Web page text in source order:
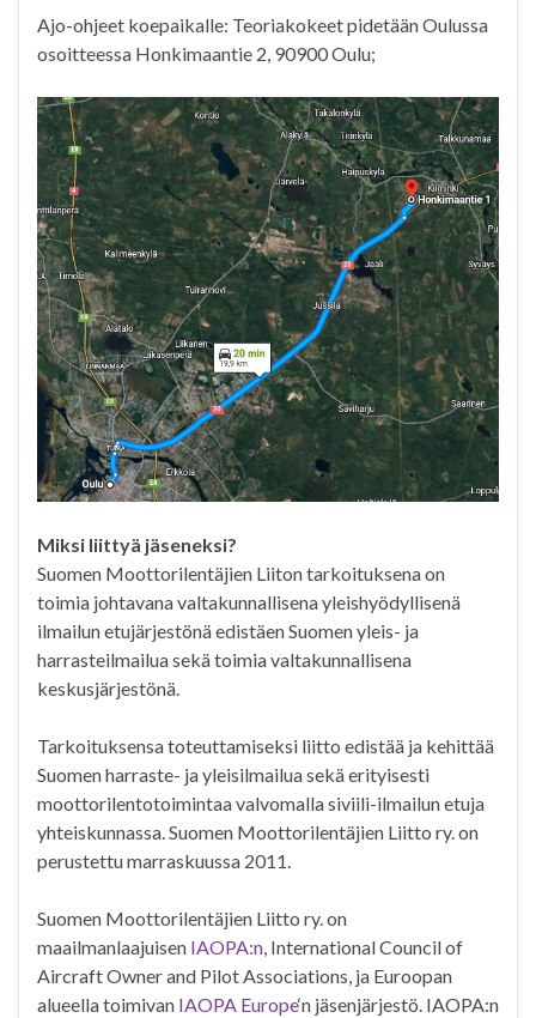
Ajo-ohjeet koepaikalle: Teoriakokeet pidetään Oulussa
osoitteessa Honkimaantie 2, 90900 Oulu;
Miksi liittyä jäseneksi?
Suomen Moottorilentäjien Liiton tarkoituksena on
toimia johtavana valtakunnallisena yleishyödyllisenä
ilmailun etujärjestönä edistäen Suomen yleis- ja
harrasteilmailua sekä toimia valtakunnallisena
keskusjärjestönä.
Tarkoituksensa toteuttamiseksi liitto edistää ja kehittää
Suomen harraste- ja yleisilmailua sekä erityisesti
moottorilentotoimintaa valvomalla siviili-ilmailun etuja
yhteiskunnassa. Suomen Moottorilentäjien Liitto ry. on
perustettu marraskuussa 2011.
Suomen Moottorilentäjien Liitto ry. on
maailmanlaajuisen IAOPA:n, International Council of
Aircraft Owner and Pilot Associations, ja Euroopan
alueella toimivan IAOPA Europe‘n jäsenjärjestö. IAOPA:n